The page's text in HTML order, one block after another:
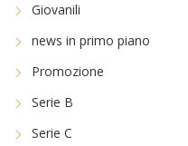
Giovanili
news in primo piano
Promozione
Serie B
Serie C